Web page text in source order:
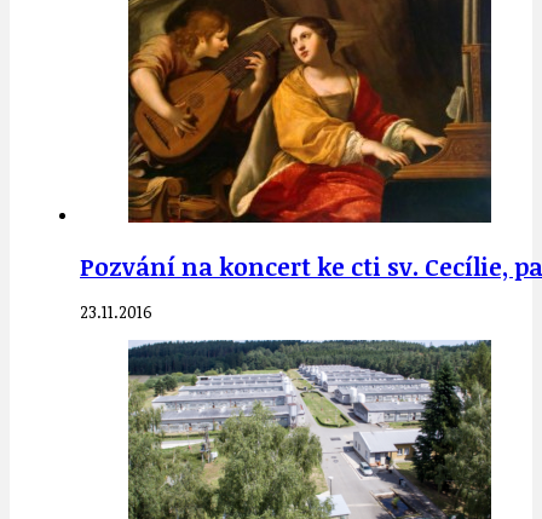
Pozvání na koncert ke cti sv. Cecílie,
23.11.2016